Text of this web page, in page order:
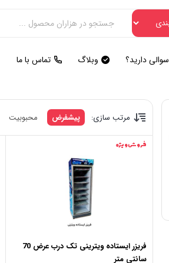
سوالی دارید؟ وبلاگ تماس با ما
مرتب سازی: پیشفرض محبوبیت
فروش ویژه
فریزر ایستاده ویترینی تک درب عرض 70
سانتی متر